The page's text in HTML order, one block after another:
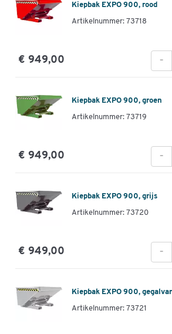
Kiepbak EXPO 900, rood
Artikelnummer: 73718
€ 949,00 -
Kiepbak EXPO 900, groen
Artikelnummer: 73719
€ 949,00 -
Kiepbak EXPO 900, grijs
Artikelnummer: 73720
€ 949,00 -
Kiepbak EXPO 900,
Artikelnummer: 73721